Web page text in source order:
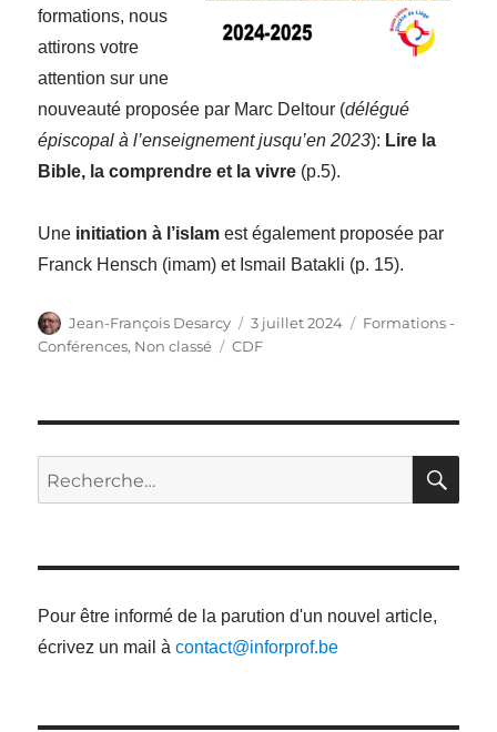
formations, nous
attirons votre
attention sur une
nouveauté proposée par Marc Deltour (délégué
épiscopal à l’enseignement jusqu’en 2023): Lire la
Bible, la comprendre et la vivre (p.5).
Une initiation à l’islam est également proposée par
Franck Hensch (imam) et Ismail Batakli (p. 15).
Auteur
Jean-François Desarcy
Publié
le
3 juillet 2024 Catégories
Formations -
Conférences, Non classé Étiquettes
CDF
Recherche
pour
Pour être informé de la parution d'un nouvel article,
écrivez un mail àcontact@inforprof.be